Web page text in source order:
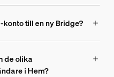
till en ny Bridge?
de olika
i Hem?